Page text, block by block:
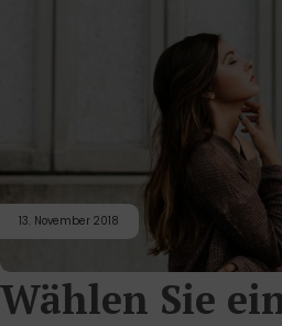
13. November 2018
Wählen Sie